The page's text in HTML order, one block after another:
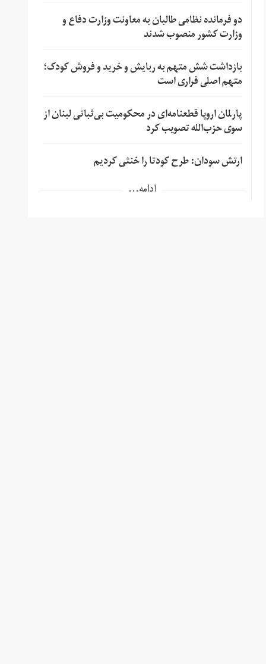
دو فرمانده نظامی طالبان به معاونت وزارت دفاع و
وزارت کشور منصوب شدند
بازداشت شش متهم به ربایش و خرید و فروش کودک؛
متهم اصلی فراری است
پارلمان اروپا قطعنامه‌ای در محکومیت بی‌ثباتی لبنان از
سوی حزب‌الله تصویب کرد
ارتش سودان: طرح کودتا را خنثی کردیم
ادامه...